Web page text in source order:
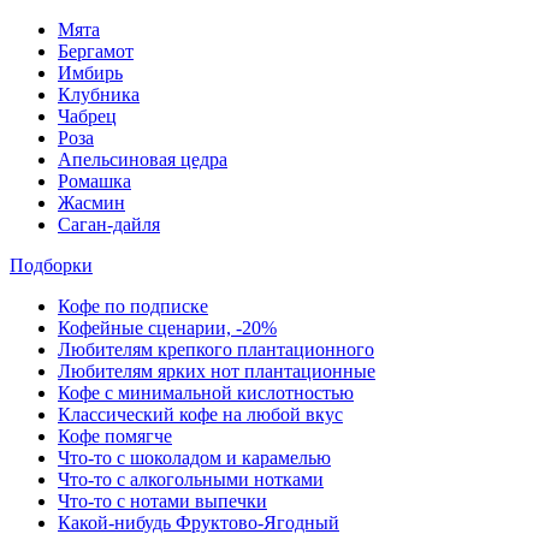
Мята
Бергамот
Имбирь
Клубника
Чабрец
Роза
Апельсиновая цедра
Ромашка
Жасмин
Саган-дайля
Подборки
Кофе по подписке
Кофейные сценарии, -20%
Любителям крепкого плантационного
Любителям ярких нот плантационные
Кофе с минимальной кислотностью
Классический кофе на любой вкус
Кофе помягче
Что-то с шоколадом и карамелью
Что-то с алкогольными нотками
Что-то с нотами выпечки
Какой-нибудь Фруктово-Ягодный